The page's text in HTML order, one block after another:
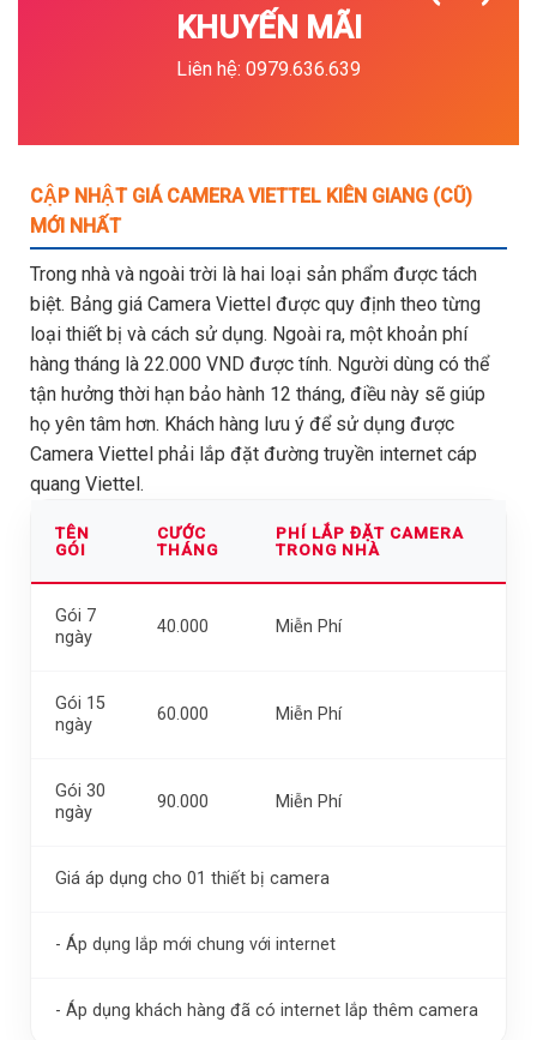
KHUYẾN MÃI
Liên hệ: 0979.636.639
CẬP NHẬT GIÁ CAMERA VIETTEL KIÊN GIANG (CŨ)
MỚI NHẤT
Trong nhà và ngoài trời là hai loại sản phẩm được tách
biệt. Bảng giá Camera Viettel được quy định theo từng
loại thiết bị và cách sử dụng. Ngoài ra, một khoản phí
hàng tháng là 22.000 VND được tính. Người dùng có thể
tận hưởng thời hạn bảo hành 12 tháng, điều này sẽ giúp
họ yên tâm hơn. Khách hàng lưu ý để sử dụng được
Camera Viettel phải lắp đặt đường truyền internet cáp
quang Viettel.
TÊN
GÓI
CƯỚC
THÁNG
PHÍ LẮP ĐẶT CAMERA
TRONG NHÀ
Gói 7
ngày
40.000 Miễn Phí
Gói 15
ngày
60.000 Miễn Phí
Gói 30
ngày
90.000 Miễn Phí
Giá áp dụng cho 01 thiết bị camera
- Áp dụng lắp mới chung với internet
- Áp dụng khách hàng đã có internet lắp thêm camera